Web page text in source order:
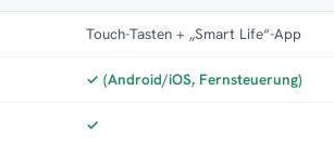
Touch-Tasten + „Smart Life“-App
✓ (Android/iOS, Fernsteuerung)
✓